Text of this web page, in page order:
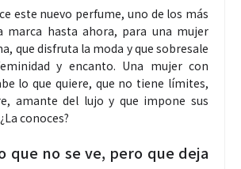
este nuevo perfume, uno de los más
marca hasta ahora, para una mujer
que disfruta la moda y que sobresale
y encanto. Una mujer con
lo que quiere, que no tiene límites,
amante del lujo y que impone sus
conoces?
que no se ve, pero que deja